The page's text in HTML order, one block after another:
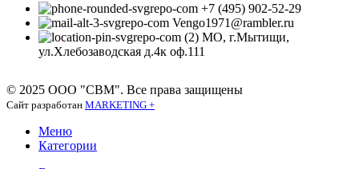
+7 (495) 902-52-29
Vengo1971@rambler.ru
МО, г.Мытищи,
ул.Хлебозаводская д.4к оф.111
© 2025 ООО "СВМ". Все права защищены
Сайт разработан MARKETING +
Меню
Категории